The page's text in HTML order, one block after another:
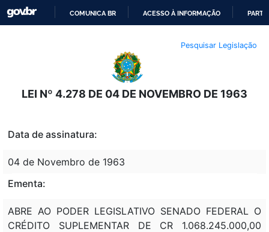
O
CONTEÚDO
COMUNICA BR ACESSO À INFORMAÇÃO
Pesquisar Legislação
LEI Nº 4.278 DE 04 DE NOVEMBRO DE 1963
Data de assinatura:
04 de Novembro de 1963
Ementa:
ABRE AO PODER LEGISLATIVO SENADO FEDERAL O
CRÉDITO SUPLEMENTAR DE CR 1.068.245.000,00